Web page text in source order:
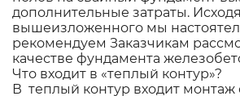
дополнительные затраты.
вышеизложенного мы
рекомендуем Заказчикам
качестве фундамента
Что входит в «теплый контур»?
В теплый контур входит монтаж